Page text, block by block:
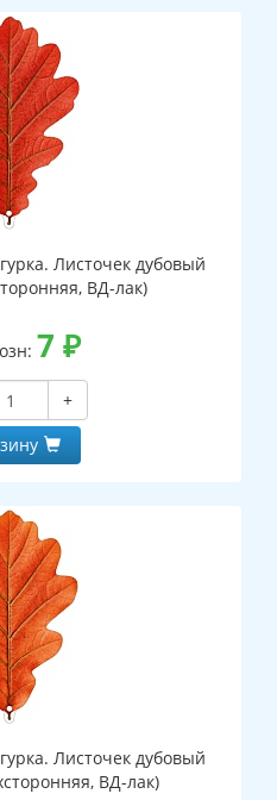
Листочек дубовый
ВД-лак)
7 ₽
+
Листочек дубовый
ВД-лак)